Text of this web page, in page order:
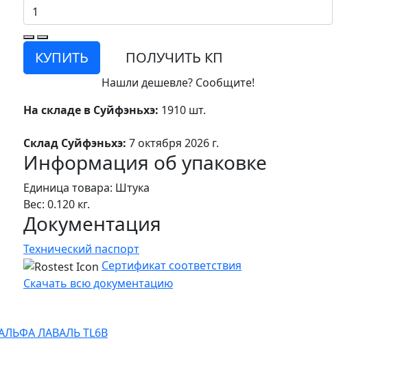
КУПИТЬ ПОЛУЧИТЬ КП
Нашли дешевле? Сообщите!
На складе в Суйфэньхэ: 1910 шт.
Склад Суйфэньхэ: 7 октября 2026 г.
Информация об упаковке
Единица товара: Штука
Вес: 0.120 кг.
Документация
Технический паспорт
Сертификат соответствия
Скачать всю документацию